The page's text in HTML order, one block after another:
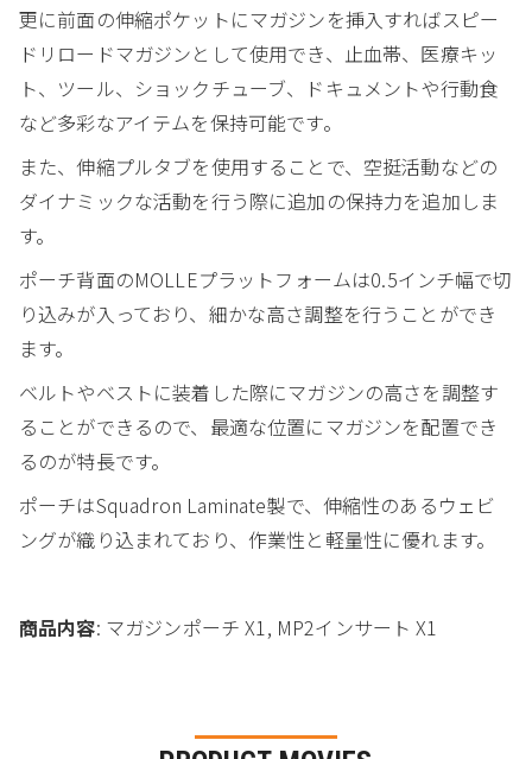
更に前面の伸縮ポケットにマガジンを挿入すればスピー
ドリロードマガジンとして使用でき、止血帯、医療キッ
ト、ツール、ショックチューブ、ドキュメントや行動食
など多彩なアイテムを保持可能です。
また、伸縮プルタブを使用することで、空挺活動などの
ダイナミックな活動を行う際に追加の保持力を追加しま
す。
ポーチ背面のMOLLEプラットフォームは0.5インチ幅で切
り込みが入っており、細かな高さ調整を行うことができ
ます。
ベルトやベストに装着した際にマガジンの高さを調整す
ることができるので、最適な位置にマガジンを配置でき
るのが特長です。
ポーチはSquadron Laminate製で、伸縮性のあるウェビ
ングが織り込まれており、作業性と軽量性に優れます。
商品内容: マガジンポーチ X1, MP2インサート X1